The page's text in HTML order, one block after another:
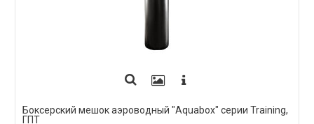
Боксерский мешок аэроводный "Aquabox" серии Training,
ГПТ